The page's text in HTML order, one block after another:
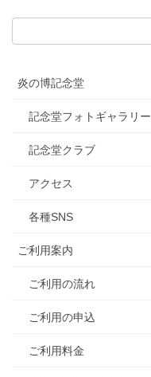
炎の博記念堂
記念堂フォトギャラリー
記念堂クラブ
アクセス
各種SNS
ご利用案内
ご利用の流れ
ご利用の申込
ご利用料金